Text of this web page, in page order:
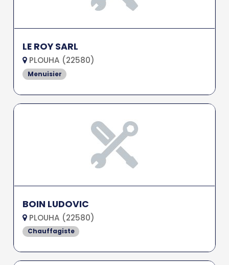
LE ROY SARL
PLOUHA (22580)
Menuisier
BOIN LUDOVIC
PLOUHA (22580)
Chauffagiste